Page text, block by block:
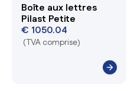
Boîte aux lettres
Pilast Petite
€ 1050.04
(TVA comprise)